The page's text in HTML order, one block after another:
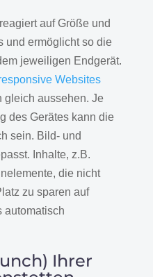
reagiert auf Größe und
und ermöglicht so die
jeweiligen Endgerät.
Websites
gleich aussehen. Je
des Gerätes kann die
sein. Bild- und
Inhalte, z.B.
die nicht
zu sparen auf
automatisch
Ihrer